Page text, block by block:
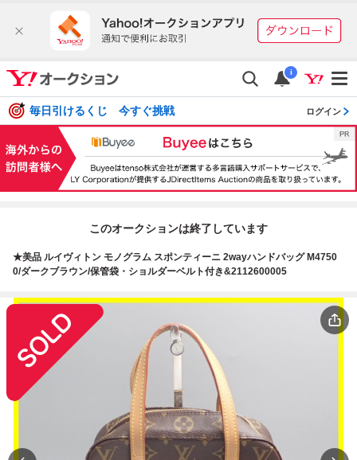
i
毎日引けるくじ 今すぐ挑戦 ログイン
このオークションは終了しています
★美品 ルイヴィトン モノグラム スポンティーニ 2wayハンドバッグ M4750
0/ダークブラウン/保管袋・ショルダーベルト付き&2112600005